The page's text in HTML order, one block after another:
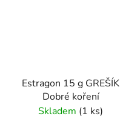
Estragon 15 g GREŠÍK
Dobré koření
Skladem (1 ks)